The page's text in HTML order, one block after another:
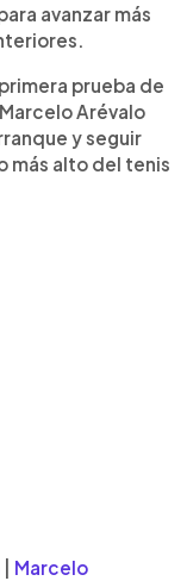
avanzar más
prueba de
Arévalo
y seguir
más alto del tenis
Marcelo